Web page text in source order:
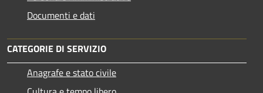
Documenti e dati
CATEGORIE DI SERVIZIO
Anagrafe e stato civile